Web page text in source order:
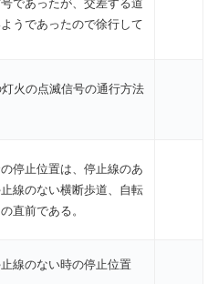
であったが、交差する道
うであったので徐行して
火の点滅信号の通行方法
停止位置は、停止線のあ
線のない横断歩道、自転
直前である。
線のない時の停止位置